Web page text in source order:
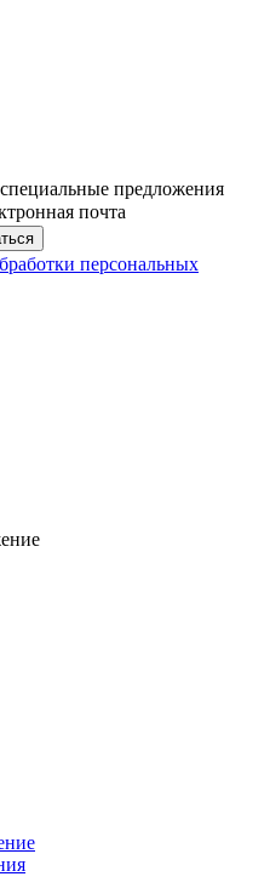
предложения
почта
персональных